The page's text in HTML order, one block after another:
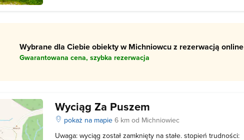
Wybrane dla Ciebie obiekty w Michniowcu z rezerwacją online
Gwarantowana cena, szybka rezerwacja
Wyciąg Za Puszem
pokaż na mapie6 km od Michniowiec
Uwaga: wyciąg został zamknięty na stałe. stopień trudności: